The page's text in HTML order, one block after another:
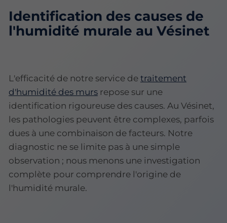
Identification des causes de
l'humidité murale au Vésinet
L'efficacité de notre service de traitement
d'humidité des murs repose sur une
identification rigoureuse des causes. Au Vésinet,
les pathologies peuvent être complexes, parfois
dues à une combinaison de facteurs. Notre
diagnostic ne se limite pas à une simple
observation ; nous menons une investigation
complète pour comprendre l'origine de
l'humidité murale.